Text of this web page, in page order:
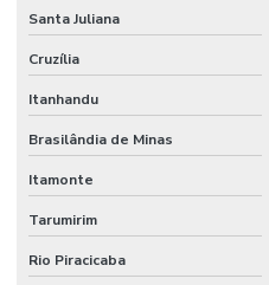
Santa Juliana
Cruzília
Itanhandu
Brasilândia de Minas
Itamonte
Tarumirim
Rio Piracicaba